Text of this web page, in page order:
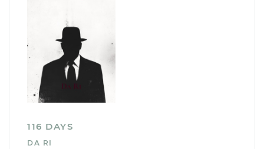
116 DAYS
DA RI